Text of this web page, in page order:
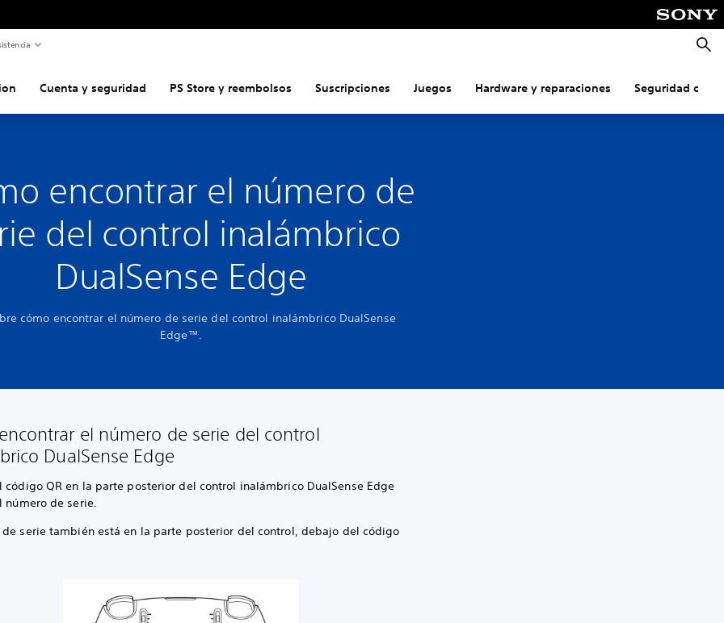
Cuenta y seguridad PS Store y reembolsos Suscripciones Juegos Hardware y reparaciones Seguridad
encontrar el número de
del control inalámbrico
DualSense Edge
cómo encontrar el número de serie del control inalámbrico DualSense
Edge™.
el número de serie del control
DualSense Edge
código QR en la parte posterior del control inalámbrico DualSense Edge
número de serie.
de serie también está en la parte posterior del control, debajo del código